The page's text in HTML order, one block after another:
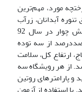
مورد، مهم‌ترین
آبدانان، زرآب
زرین‌آباد و روستای مورت از توابع بخش چوار در سال 92
از سه توده
ارتفاع کل، سلامت
از هر رویشگاه سه
برداشت گردید و پارامترهای روتین